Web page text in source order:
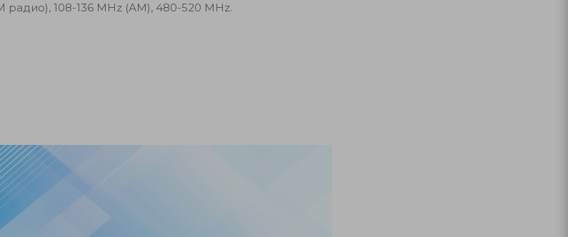
радио), 108-136 MHz (АМ), 480-520 MHz.